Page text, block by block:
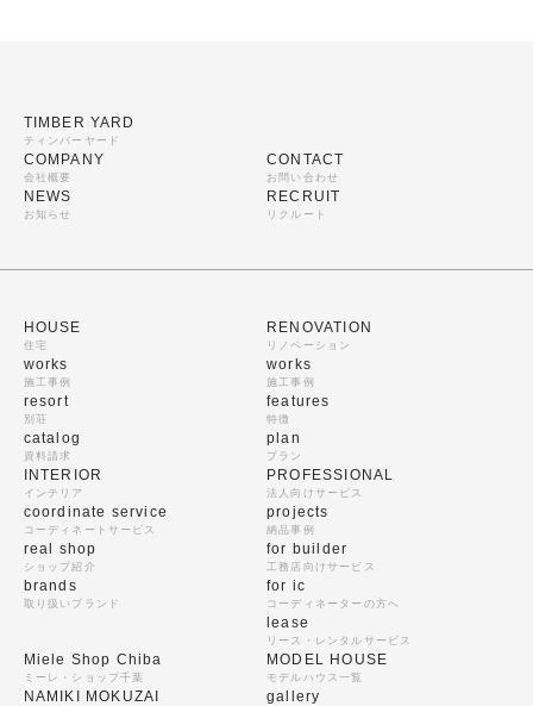
TIMBER YARD
ティンバーヤード
COMPANY
会社概要
NEWS
お知らせ
CONTACT
お問い合わせ
RECRUIT
リクルート
HOUSE
住宅
works
施工事例
resort
別荘
catalog
資料請求
RENOVATION
リノベーション
works
施工事例
features
特徴
plan
プラン
INTERIOR
インテリア
coordinate service
コーディネートサービス
real shop
ショップ紹介
brands
取り扱いブランド
PROFESSIONAL
法人向けサービス
projects
納品事例
for builder
工務店向けサービス
for ic
コーディネーターの方へ
lease
リース・レンタルサービス
Miele Shop Chiba
ミーレ・ショップ千葉
NAMIKI MOKUZAI
MODEL HOUSE
モデルハウス一覧
gallery